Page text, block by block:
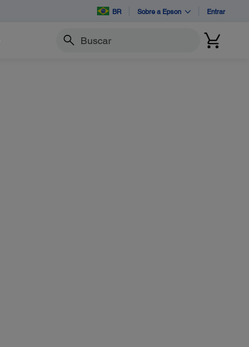
BR Sobre a Epson Entrar
Buscar